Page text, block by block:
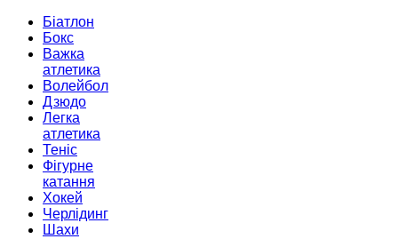
Біатлон
Бокс
Важка
атлетика
Волейбол
Дзюдо
Легка
атлетика
Теніс
Фігурне
катання
Хокей
Черлідинг
Шахи